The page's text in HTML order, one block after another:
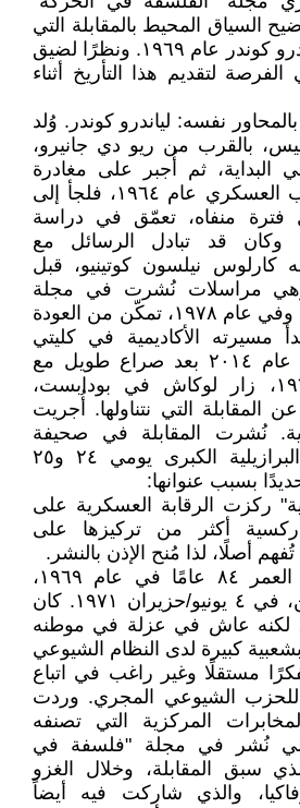
السياق المحيط بالمقابلة التي
أجراها لوكاتش مع لياندرو كوندر عام ١٩٦٩. ونظرًا لضيق
لتقديم هذا التأريخ أثناء
بالمحاور نفسه: لياندرو كوندر. وُلد
بالقرب من ريو دي جانيرو،
البداية، ثم أُجبر على مغادرة
البرازيل بسبب الانقلاب العسكري عام ١٩٦٤، فلجأ إلى
فترة منفاه، تعمّق في دراسة
وكان قد تبادل الرسائل مع
كارلوس نيلسون كوتينيو، قبل
عام ١٩٦٤، وهي مراسلات نُشرت في مجلة
"الفلسفة في الحركة". وفي عام ١٩٧٨، تمكّن من العودة
مسيرته الأكاديمية في كليتي
التاريخ والتربية. توفي عام ٢٠١٤ بعد صراع طويل مع
المرض. في عام ١٩٦٩، زار لوكاش في بودابست،
المقابلة التي نتناولها. أُجريت
نُشرت المقابلة في صحيفة
"جورنال دو برازيل" البرازيلية الكبرى يومي ٢٤ و٢٥
ركزت الرقابة العسكرية على
أكثر من تركيزها على
أصلًا، لذا مُنح الإذن بالنشر.
كان لوكاش يبلغ من العمر ٨٤ عامًا في عام ١٩٦٩،
وتوفي بعد ذلك بعامين، في ٤ يونيو/حزيران ١٩٧١. كان
لكنه عاش في عزلة في موطنه
كبيرة لدى النظام الشيوعي
مستقلًا وغير راغب في اتباع
للحزب الشيوعي المجري. وردت
المركزية التي تصنفه
نُشر في مجلة "فلسفة في
سبق المقابلة، وخلال الغزو
والذي شاركت فيه أيضاً